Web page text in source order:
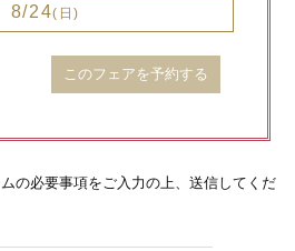
8/24(日)
このフェアを予約する